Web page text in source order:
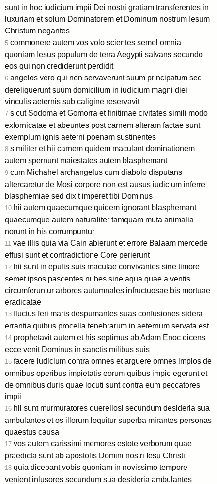
sunt in hoc iudicium impii Dei nostri gratiam transferentes in
luxuriam et solum Dominatorem et Dominum nostrum Iesum
Christum negantes
5 commonere autem vos volo scientes semel omnia
quoniam Iesus populum de terra Aegypti salvans secundo
eos qui non crediderunt perdidit
6 angelos vero qui non servaverunt suum principatum sed
dereliquerunt suum domicilium in iudicium magni diei
vinculis aeternis sub caligine reservavit
7 sicut Sodoma et Gomorra et finitimae civitates simili modo
exfornicatae et abeuntes post carnem alteram factae sunt
exemplum ignis aeterni poenam sustinentes
8 similiter et hii carnem quidem maculant dominationem
autem spernunt maiestates autem blasphemant
9 cum Michahel archangelus cum diabolo disputans
altercaretur de Mosi corpore non est ausus iudicium inferre
blasphemiae sed dixit imperet tibi Dominus
10 hii autem quaecumque quidem ignorant blasphemant
quaecumque autem naturaliter tamquam muta animalia
norunt in his corrumpuntur
11 vae illis quia via Cain abierunt et errore Balaam mercede
effusi sunt et contradictione Core perierunt
12 hii sunt in epulis suis maculae convivantes sine timore
semet ipsos pascentes nubes sine aqua quae a ventis
circumferuntur arbores autumnales infructuosae bis mortuae
eradicatae
13 fluctus feri maris despumantes suas confusiones sidera
errantia quibus procella tenebrarum in aeternum servata est
14 prophetavit autem et his septimus ab Adam Enoc dicens
ecce venit Dominus in sanctis milibus suis
15 facere iudicium contra omnes et arguere omnes impios de
omnibus operibus impietatis eorum quibus impie egerunt et
de omnibus duris quae locuti sunt contra eum peccatores
impii
16 hii sunt murmuratores querellosi secundum desideria sua
ambulantes et os illorum loquitur superba mirantes personas
quaestus causa
17 vos autem carissimi memores estote verborum quae
praedicta sunt ab apostolis Domini nostri Iesu Christi
18 quia dicebant vobis quoniam in novissimo tempore
venient inlusores secundum sua desideria ambulantes